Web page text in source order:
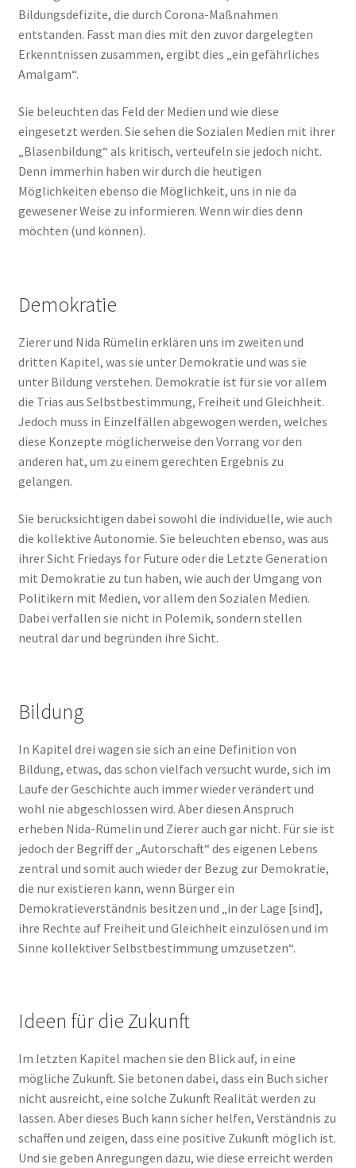
Bildungsdefizite, die durch Corona-Maßnahmen
entstanden. Fasst man dies mit den zuvor dargelegten
Erkenntnissen zusammen, ergibt dies „ein gefährliches
Amalgam“.
Sie beleuchten das Feld der Medien und wie diese
eingesetzt werden. Sie sehen die Sozialen Medien mit ihrer
„Blasenbildung“ als kritisch, verteufeln sie jedoch nicht.
Denn immerhin haben wir durch die heutigen
Möglichkeiten ebenso die Möglichkeit, uns in nie da
gewesener Weise zu informieren. Wenn wir dies denn
möchten (und können).
Demokratie
Zierer und Nida Rümelin erklären uns im zweiten und
dritten Kapitel, was sie unter Demokratie und was sie
unter Bildung verstehen. Demokratie ist für sie vor allem
die Trias aus Selbstbestimmung, Freiheit und Gleichheit.
Jedoch muss in Einzelfällen abgewogen werden, welches
diese Konzepte möglicherweise den Vorrang vor den
anderen hat, um zu einem gerechten Ergebnis zu
gelangen.
Sie berücksichtigen dabei sowohl die individuelle, wie auch
die kollektive Autonomie. Sie beleuchten ebenso, was aus
ihrer Sicht Friedays for Future oder die Letzte Generation
mit Demokratie zu tun haben, wie auch der Umgang von
Politikern mit Medien, vor allem den Sozialen Medien.
Dabei verfallen sie nicht in Polemik, sondern stellen
neutral dar und begründen ihre Sicht.
Bildung
In Kapitel drei wagen sie sich an eine Definition von
Bildung, etwas, das schon vielfach versucht wurde, sich im
Laufe der Geschichte auch immer wieder verändert und
wohl nie abgeschlossen wird. Aber diesen Anspruch
erheben Nida-Rümelin und Zierer auch gar nicht. Für sie ist
jedoch der Begriff der „Autorschaft“ des eigenen Lebens
zentral und somit auch wieder der Bezug zur Demokratie,
die nur existieren kann, wenn Bürger ein
Demokratieverständnis besitzen und „in der Lage [sind],
ihre Rechte auf Freiheit und Gleichheit einzulösen und im
Sinne kollektiver Selbstbestimmung umzusetzen“.
Ideen für die Zukunft
Im letzten Kapitel machen sie den Blick auf, in eine
mögliche Zukunft. Sie betonen dabei, dass ein Buch sicher
nicht ausreicht, eine solche Zukunft Realität werden zu
lassen. Aber dieses Buch kann sicher helfen, Verständnis zu
schaffen und zeigen, dass eine positive Zukunft möglich ist.
Und sie geben Anregungen dazu, wie diese erreicht werden